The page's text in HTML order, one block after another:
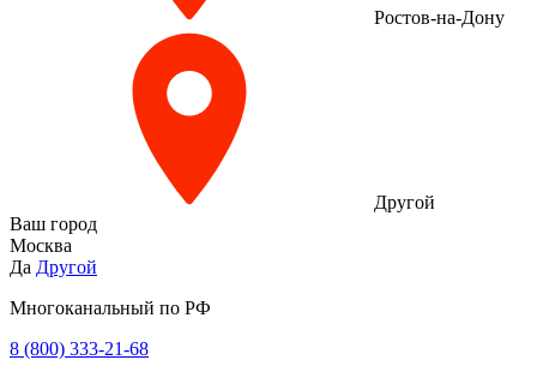
Ростов-на-Дону
Другой
Ваш город
Москва
Да Другой
Многоканальный по РФ
8 (800) 333‑21-68